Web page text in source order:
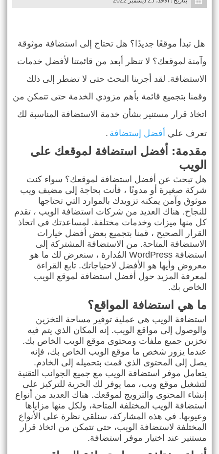
هل تبدأ موقعًا جديدًا؟ هل تحتاج إلى استضافة موثوقة
وآمنة لموقعك؟ لا تنظر أبعد من قائمتنا لأفضل خدمات
الاستضافة. لقد أجرينا البحث حتى لا تضطر إلى ذلك
وقمنا بتجميع قائمة بأهم مزودي الخدمة حتى تتمكن من
اتخاذ قرار مستنير بشأن خدمة الاستضافة المناسبة لك
تعرف علي أفضل إستضافة .
مقدمة: أفضل استضافة لموقعك على
الويب
هل تبحث عن أفضل استضافة لموقعك؟ سواء كنت
شركة صغيرة أو مدونًا ، فأنت بحاجة إلى مضيف ويب
موثوق وآمن يمكنه تزويدك بالموارد التي تحتاجها
للنجاح. هناك العديد من شركات استضافة الويب ، تقدم
كل منها ميزات وخدمات مختلفة. لمساعدتك في اتخاذ
القرار الصحيح ، قمنا بتجميع بعض أفضل خيارات
الاستضافة المتاحة. من الاستضافة المشتركة إلى
استضافة
المُدارة ، سنعرض لك ما هو
معروض وأيها هو الأفضل لاحتياجاتك. تابع القراءة
لمعرفة المزيد حول أفضل استضافة لموقع الويب
الخاص بك.
ما هي استضافة المواقع؟
استضافة الويب هي عملية توفير مساحة التخزين
والوصول إلى مواقع الويب. إنه المكان الذي يتم فيه
تخزين جميع ملفات ومحتوى موقع الويب الخاص بك.
عندما يزور شخص ما موقع الويب الخاص بك، فإنه
يصل إلى المحتوى الذي قمت بتحميله إلى الخادم.
يتعامل موفر استضافة الويب مع جميع الجوانب التقنية
لتشغيل موقع ويب، مما يوفر لك الحرية للتركيز على
إنشاء المحتوى والترويج لموقعك. هناك العديد من أنواع
استضافة الويب المختلفة المتاحة، ولكل منها مزاياها
وعيوبها. في هذه المشاركة، سنلقي نظرة على الأنواع
المختلفة لاستضافة الويب، حتى تتمكن من اتخاذ قرار
مستنير عند اختيار موفر استضافة.